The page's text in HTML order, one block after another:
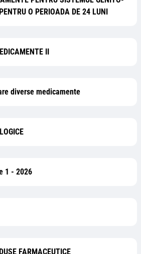
O PERIOADA DE 24 LUNI
II
diverse medicamente
1 - 2026
FARMACEUTICE